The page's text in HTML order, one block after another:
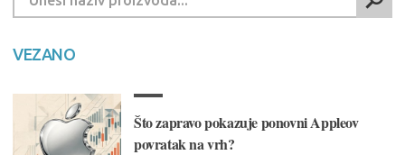
VEZANO
Što zapravo pokazuje ponovni Appleov
povratak na vrh?